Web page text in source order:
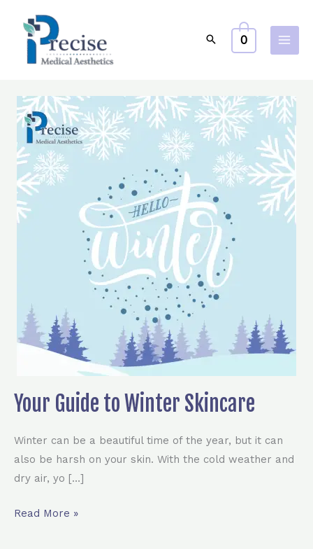
0
Your Guide to Winter Skincare
Winter can be a beautiful time of the year, but it can
also be harsh on your skin. With the cold weather and
dry air, yo […]
Your
Guide
to
Winter
Skincare
Read More »